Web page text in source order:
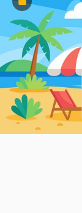
Premium